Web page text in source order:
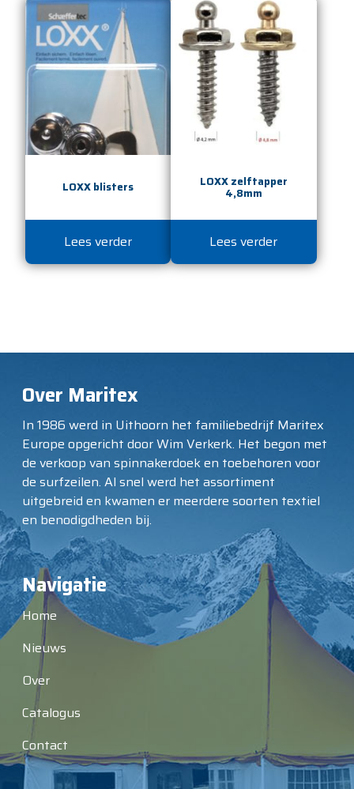
LOXX blisters
Lees verder
LOXX zelftapper
4,8mm
Lees verder
Over Maritex
In 1986 werd in Uithoorn het familiebedrijf Maritex
Europe opgericht door Wim Verkerk. Het begon met
de verkoop van spinnakerdoek en toebehoren voor
de surfzeilen. Al snel werd het assortiment
uitgebreid en kwamen er meerdere soorten textiel
en benodigdheden bij.
Navigatie
Home
Nieuws
Over
Catalogus
Contact